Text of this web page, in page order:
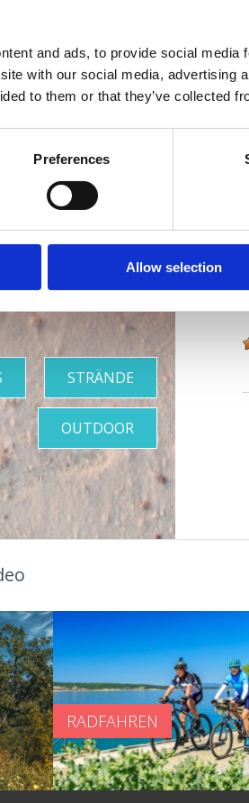
and ads, to provide social
with our social media, advertising
to them or that they’ve collected
Preferences
Allow selection
den
STRÄNDE
OUTDOOR
RADFAHREN